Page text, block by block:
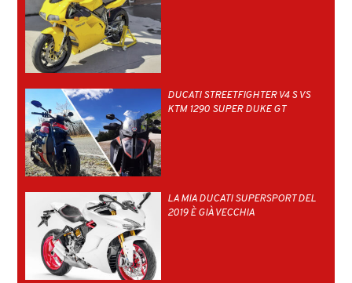
DUCATI STREETFIGHTER V4 S VS
KTM 1290 SUPER DUKE GT
LA MIA DUCATI SUPERSPORT DEL
2019 È GIÀ VECCHIA